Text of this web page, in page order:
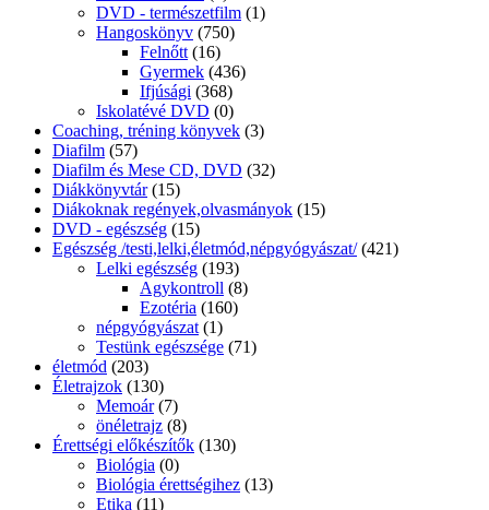
DVD - természetfilm (1)
Hangoskönyv (750)
Felnőtt (16)
Gyermek (436)
Ifjúsági (368)
Iskolatévé DVD (0)
Coaching, tréning könyvek (3)
Diafilm (57)
Diafilm és Mese CD, DVD (32)
Diákkönyvtár (15)
Diákoknak regények,olvasmányok (15)
DVD - egészség (15)
Egészség /testi,lelki,életmód,népgyógyászat/ (421)
Lelki egészség (193)
Agykontroll (8)
Ezotéria (160)
népgyógyászat (1)
Testünk egészsége (71)
életmód (203)
Életrajzok (130)
Memoár (7)
önéletrajz (8)
Érettségi előkészítők (130)
Biológia (0)
Biológia érettségihez (13)
Etika (11)